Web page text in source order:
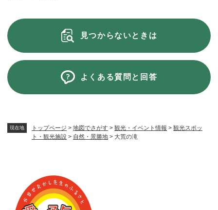
現在地 トップページ > 地図でさがす > 観光・イベント情報 > 観光スポッ
ト・観光施設 > 自然・景勝地 > 大荒の滝
見つからないときは
よくある質問と回答